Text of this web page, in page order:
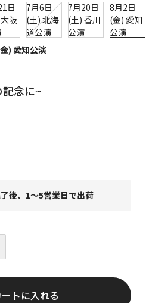
日
阪
7月6日
(土) 北海
道公演
7月20日
(土) 香川
公演
8月2日
(金) 愛知
公演
) 愛知公演
記念に~
後、1～5営業日で出荷
トに入れる